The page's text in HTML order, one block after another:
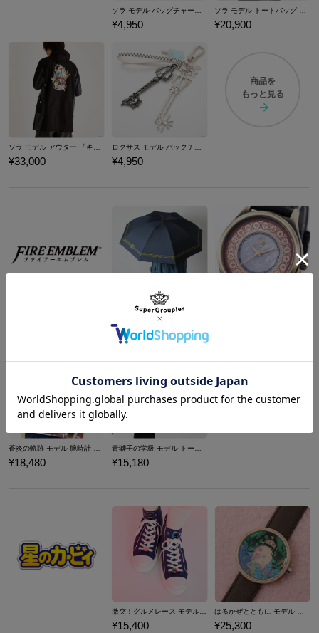
¥4,950 ¥20,900
ソラ モデル アウター 「キングダム ハーツ」シリーズ
¥33,000
ロクサス モデル バッグチャーム 「キングダム ハーツ」シリーズ
¥4,950
商品を
もっと見る
¥9,900
¥18,480 ¥15,180
もっと見る
激突！グルメレース モデル ハイカットスニーカー 『星のカービィ スーパーデラックス』 （ 2024Ver. ）
¥15,400
はるかぜとともに モデル 腕時計 『星のカービィ スーパーデラックス』 （ 2024Ver. ）
¥25,300